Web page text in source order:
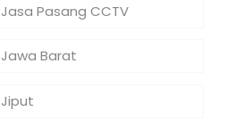
Jasa Pasang CCTV
Jawa Barat
Jiput